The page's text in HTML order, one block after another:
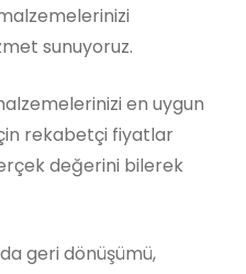
sunuyoruz.
en uygun
rekabetçi fiyatlar
değerini bilerek
geri dönüşümü,